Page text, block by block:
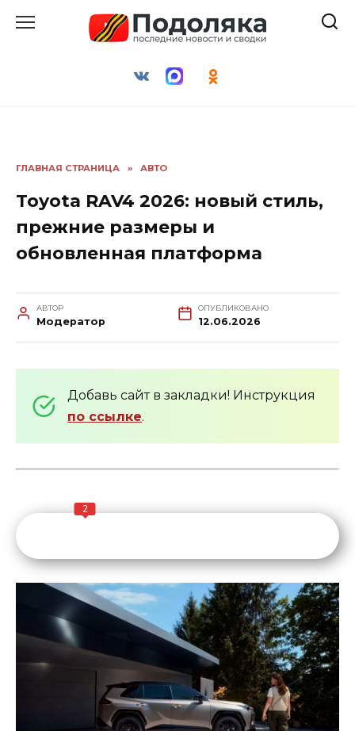
ГЛАВНАЯ СТРАНИЦА » АВТО
Toyota RAV4 2026: новый стиль,
прежние размеры и
обновленная платформа
АВТОР
Модератор
ОПУБЛИКОВАНО
12.06.2026
Добавь сайт в закладки! Инструкция
по ссылке.
2